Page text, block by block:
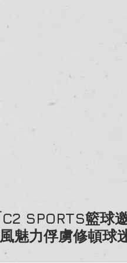
SPORTS籃球
魅力俘虜修頓球